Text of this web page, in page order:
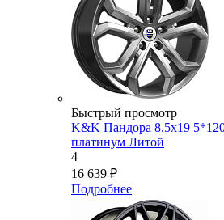
Быстрый просмотр
K&K Пандора 8.5x19
платинум Литой
4
16 639 ₽
Подробнее